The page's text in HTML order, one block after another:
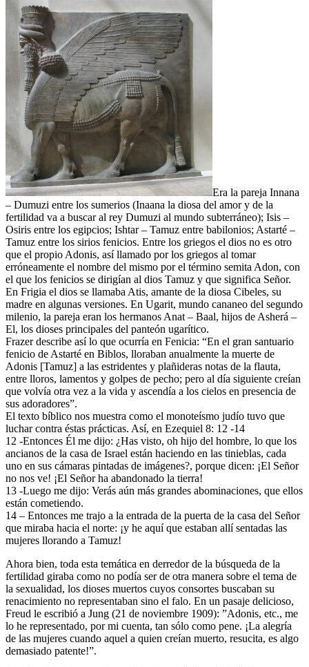
Era la pareja Innana
– Dumuzi entre los sumerios (Inaana la diosa del amor y de la
fertilidad va a buscar al rey Dumuzi al mundo subterráneo); Isis –
Osiris entre los egipcios; Ishtar – Tamuz entre babilonios; Astarté –
Tamuz entre los sirios fenicios. Entre los griegos el dios no es otro
que el propio Adonis, así llamado por los griegos al tomar
erróneamente el nombre del mismo por el término semita Adon, con
el que los fenicios se dirigían al dios Tamuz y que significa Señor.
En Frigia el dios se llamaba Atis, amante de la diosa Cibeles, su
madre en algunas versiones. En Ugarit, mundo cananeo del segundo
milenio, la pareja eran los hermanos Anat – Baal, hijos de Asherá –
El, los dioses principales del panteón ugarítico.
Frazer describe así lo que ocurría en Fenicia: “En el gran santuario
fenicio de Astarté en Biblos, lloraban anualmente la muerte de
Adonis [Tamuz] a las estridentes y plañideras notas de la flauta,
entre lloros, lamentos y golpes de pecho; pero al día siguiente creían
que volvía otra vez a la vida y ascendía a los cielos en presencia de
sus adoradores”.
El texto bíblico nos muestra como el monoteísmo judío tuvo que
luchar contra éstas prácticas. Así, en Ezequiel 8: 12 -14
12 -Entonces Él me dijo: ¿Has visto, oh hijo del hombre, lo que los
ancianos de la casa de Israel están haciendo en las tinieblas, cada
uno en sus cámaras pintadas de imágenes?, porque dicen: ¡El Señor
no nos ve! ¡El Señor ha abandonado la tierra!
13 -Luego me dijo: Verás aún más grandes abominaciones, que ellos
están cometiendo.
14 – Entonces me trajo a la entrada de la puerta de la casa del Señor
que miraba hacia el norte: ¡y he aquí que estaban allí sentadas las
mujeres llorando a Tamuz!
Ahora bien, toda esta temática en derredor de la búsqueda de la
fertilidad giraba como no podía ser de otra manera sobre el tema de
la sexualidad, los dioses muertos cuyos consortes buscaban su
renacimiento no representaban sino el falo. En un pasaje delicioso,
Freud le escribió a Jung (21 de noviembre 1909): ”Adonis, etc., me
lo he representado, por mi cuenta, tan sólo como pene. ¡La alegría
de las mujeres cuando aquel a quien creían muerto, resucita, es algo
demasiado patente!”.